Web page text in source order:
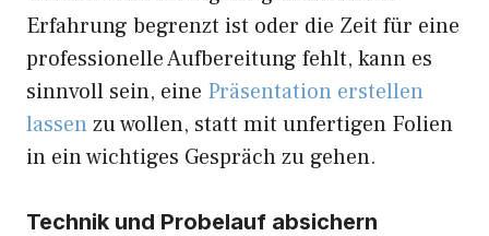
Erfahrung begrenzt ist oder die Zeit für eine
professionelle Aufbereitung fehlt, kann es
sinnvoll sein, eine Präsentation erstellen
lassenzu wollen, statt mit unfertigen Folien
in ein wichtiges Gespräch zu gehen.
Technik und Probelauf absichern